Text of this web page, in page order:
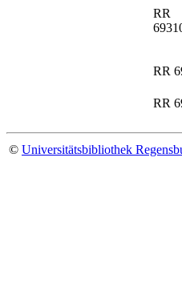
RR
RR
RR
© Universitätsbibliothek